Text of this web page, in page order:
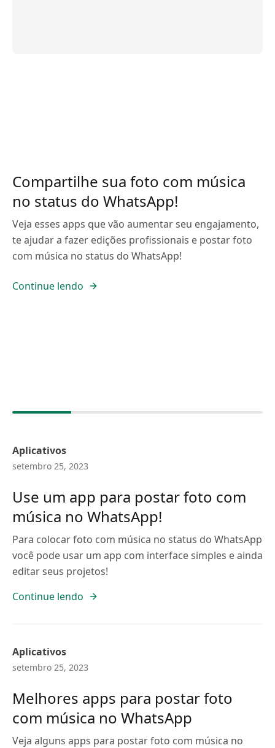
Compartilhe sua foto com música
no status do WhatsApp!
Veja esses apps que vão aumentar seu engajamento,
te ajudar a fazer edições profissionais e postar foto
com música no status do WhatsApp!
Continue lendo
Aplicativos
setembro 25, 2023
Use um app para postar foto com
música no WhatsApp!
Para colocar foto com música no status do WhatsApp
você pode usar um app com interface simples e ainda
editar seus projetos!
Continue lendo
Aplicativos
setembro 25, 2023
Melhores apps para postar foto
com música no WhatsApp
Veja alguns apps para postar foto com música no